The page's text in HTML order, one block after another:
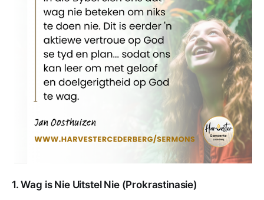
1. Wag is Nie Uitstel Nie (Prokrastinasie)